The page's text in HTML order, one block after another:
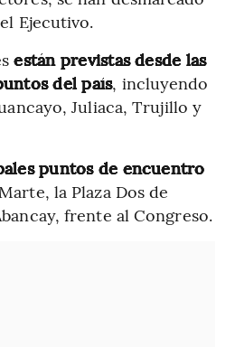
Ejecutivo.
están previstas desde las
del país, incluyendo
Juliaca, Trujillo y
puntos de encuentro
la Plaza Dos de
frente al Congreso.